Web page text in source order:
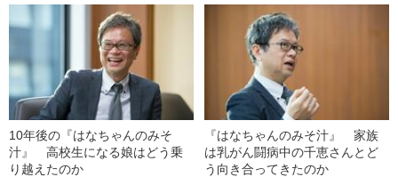
10年後の『はなちゃんのみそ
汁』 高校生になる娘はどう乗
り越えたのか
『はなちゃんのみそ汁』 家族
は乳がん闘病中の千恵さんとど
う向き合ってきたのか